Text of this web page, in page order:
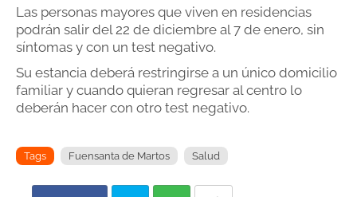
Las personas mayores que viven en residencias
podrán salir del 22 de diciembre al 7 de enero, sin
síntomas y con un test negativo.
Su estancia deberá restringirse a un único domicilio
familiar y cuando quieran regresar al centro lo
deberán hacer con otro test negativo.
Tags Fuensanta de Martos Salud